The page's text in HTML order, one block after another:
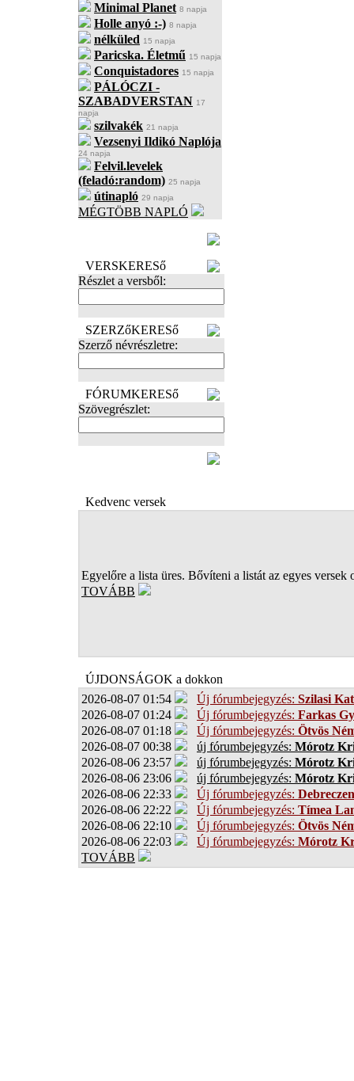
Minimal Planet 8 napja
Holle anyó :-) 8 napja
nélküled 15 napja
Paricska. Életmű 15 napja
Conquistadores 15 napja
PÁLÓCZI -
SZABADVERSTAN 17
napja
szilvakék 21 napja
Vezsenyi Ildikó Naplója
24 napja
Felvil.levelek
(feladó:random) 25 napja
útinapló 29 napja
MÉGTÖBB NAPLÓ
VERSKERESő
Részlet a versből:
SZERZőKERESő
Szerző névrészletre:
FÓRUMKERESő
Szövegrészlet:
Kedvenc versek
Egyelőre a lista üres. Bővíteni a listát az egyes versek
TOVÁBB
ÚJDONSÁGOK a dokkon
2026-08-07 01:54
Új fórumbejegyzés: Szilasi
2026-08-07 01:24
Új fórumbejegyzés: Farkas
2026-08-07 01:18
Új fórumbejegyzés: Ötvös
2026-08-07 00:38
új fórumbejegyzés: Mórotz
2026-08-06 23:57
új fórumbejegyzés: Mórotz
2026-08-06 23:06
új fórumbejegyzés: Mórotz
2026-08-06 22:33
Új fórumbejegyzés:
2026-08-06 22:22
Új fórumbejegyzés: Tímea
2026-08-06 22:10
Új fórumbejegyzés: Ötvös
2026-08-06 22:03
Új fórumbejegyzés: Mórotz
TOVÁBB